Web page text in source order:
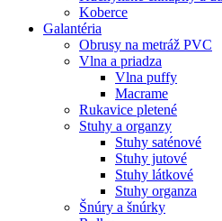
Koberce
Galantéria
Obrusy na metráž PVC
Vlna a priadza
Vlna puffy
Macrame
Rukavice pletené
Stuhy a organzy
Stuhy saténové
Stuhy jutové
Stuhy látkové
Stuhy organza
Šnúry a šnúrky